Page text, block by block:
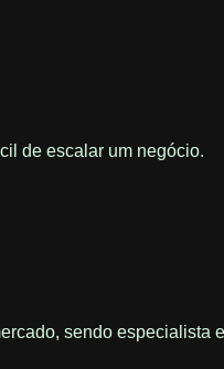
de escalar um negócio.
sendo